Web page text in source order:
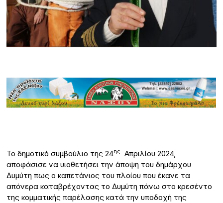
Το δημοτικό συμβούλιο της 24ης
Απριλίου 2024,
αποφάσισε να υιοθετήσει την άποψη του δημάρχου
Δυμύτη πως ο καπετάνιος του πλοίου που έκανε τα
απόνερα καταβρέχοντας το Δυμύτη πάνω στο κρεσέντο
της κομματικής παρέλασης κατά την υποδοχή της